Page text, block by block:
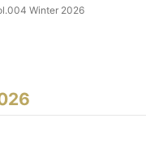
Winter 2026